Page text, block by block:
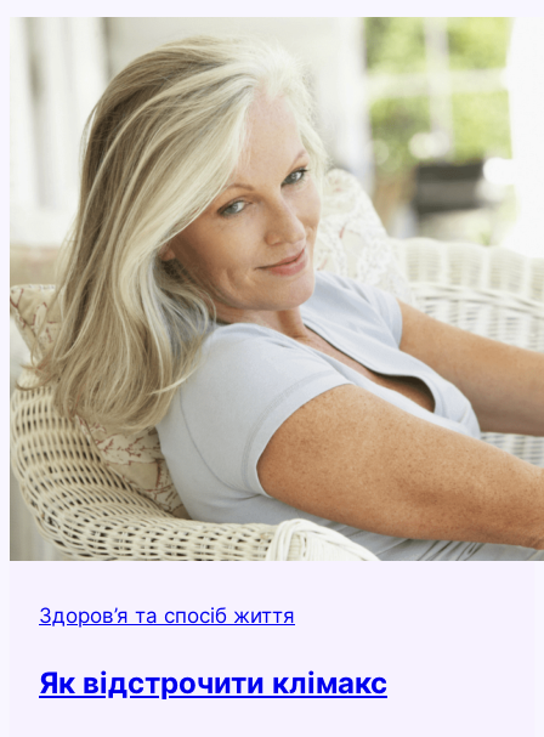
Здоров’я та спосіб життя
Як відстрочити клімакс